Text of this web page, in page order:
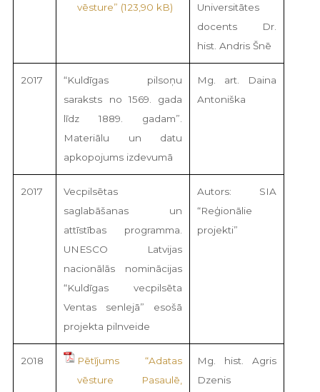
vēsture”
Universitātes
docents Dr.
hist. Andris Šnē
2017
“Kuldīgas pilsoņu
saraksts no 1569. gada
līdz 1889. gadam”.
Materiālu un datu
apkopojums izdevumā
Mg. art. Daina
Antoniška
2017
Vecpilsētas
saglabāšanas un
attīstības programma.
UNESCO Latvijas
nacionālās nominācijas
“Kuldīgas vecpilsēta
Ventas senlejā” esošā
projekta pilnveide
Autors: SIA
“Reģionālie
projekti”
2018
Pētījums “Adatas
vēsture Pasaulē,
Mg. hist. Agris
Dzenis